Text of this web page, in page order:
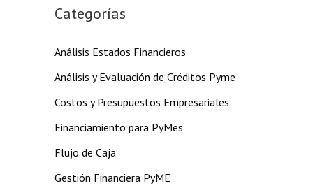
Categorías
Análisis Estados Financieros
Análisis y Evaluación de Créditos Pyme
Costos y Presupuestos Empresariales
Financiamiento para PyMes
Flujo de Caja
Gestión Financiera PyME